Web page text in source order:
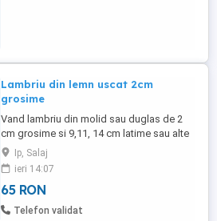
Lambriu din lemn uscat 2cm
grosime
Vand lambriu din molid sau duglas de 2
cm grosime si 9,11, 14 cm latime sau alte
dim la cerere.
Ip, Salaj
ieri 14:07
65 RON
Telefon validat